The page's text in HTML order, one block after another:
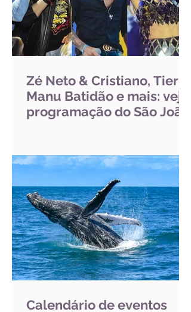
Zé Neto & Cristiano, Tierry,
Manu Batidão e mais: veja
programação do São João
Calendário de eventos